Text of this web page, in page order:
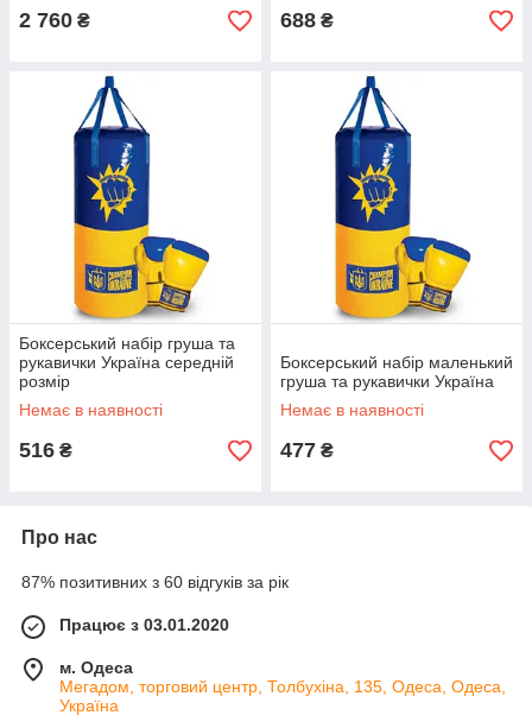
2 760 ₴ 688 ₴
Боксерський набір груша та
рукавички Україна середній
розмір
Немає в наявності
516 ₴
Боксерський набір маленький
груша та рукавички Україна
Немає в наявності
477 ₴
Про нас
87% позитивних з 60 відгуків за рік
Працює з 03.01.2020
м. Одеса
Мегадом, торговий центр, Толбухіна, 135, Одеса, Одеса,
Україна